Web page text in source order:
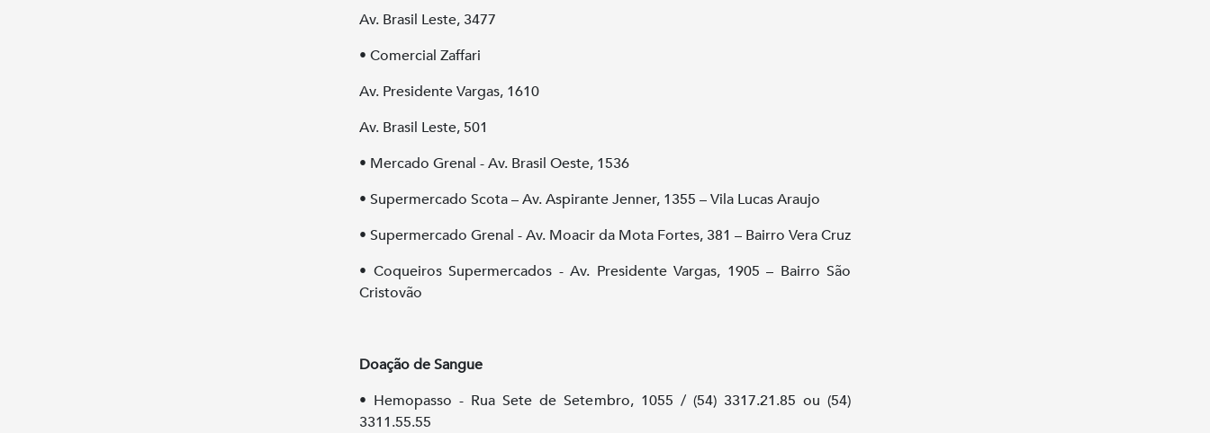
Av. Brasil Leste, 3477
• Comercial Zaffari
Av. Presidente Vargas, 1610
Av. Brasil Leste, 501
• Mercado Grenal - Av. Brasil Oeste, 1536
• Supermercado Scota – Av. Aspirante Jenner, 1355 – Vila Lucas Araujo
• Supermercado Grenal - Av. Moacir da Mota Fortes, 381 – Bairro Vera Cruz
• Coqueiros Supermercados - Av. Presidente Vargas, 1905 – Bairro São
Cristovão
Doação de Sangue
• Hemopasso - Rua Sete de Setembro, 1055 / (54) 3317.21.85 ou (54)
3311.55.55